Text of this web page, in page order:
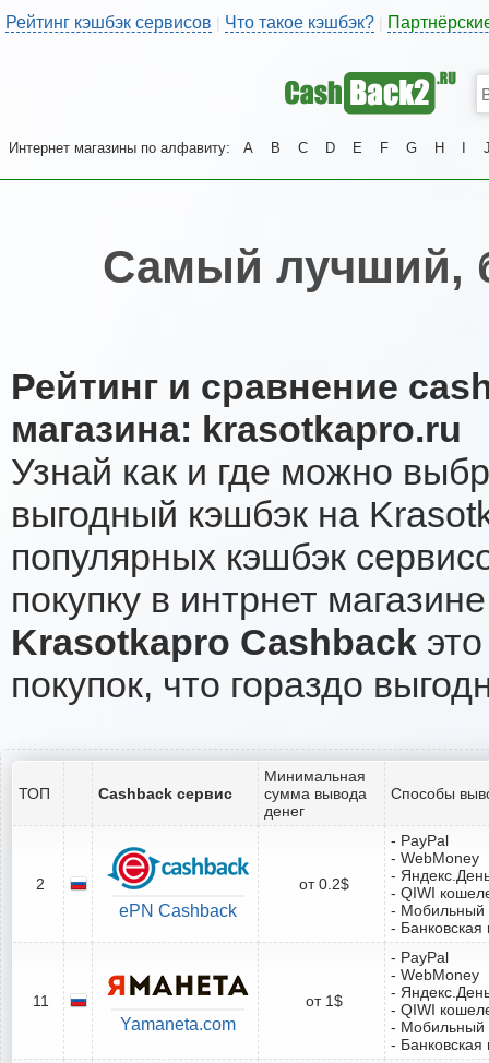
Рейтинг кэшбэк сервисов | Что такое кэшбэк?
Интернет магазины по алфавиту: A B C D E F G H
Самый лучший,
Рейтинг и сравнение
магазина: krasotkapro.ru
Узнай как и где можно
выгодный кэшбэк на
популярных кэшбэк
покупку в интрнет
Krasotkapro Cashback
покупок, что гораздо
ТОП Cashback сервис
Минимальная
сумма вывода
денег
Способы
2
ePN Cashback
от 0.2$
- PayPal
- WebMoney
-
- QIWI
- Мобильный
- Банковская
11
Yamaneta.com
от 1$
- PayPal
- WebMoney
-
- QIWI
- Мобильный
- Банковская